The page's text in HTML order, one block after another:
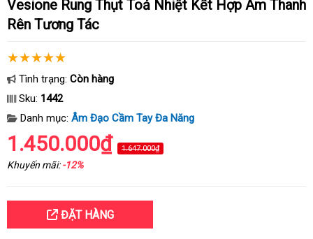
Vesione Rung Thụt Toả Nhiệt Kết Hợp Âm Thanh
Rên Tương Tác
Tình trạng: Còn hàng
Sku: 1442
Danh mục: Âm Đạo Cầm Tay Đa Năng
1.450.000₫ 1.647.000₫
Khuyến mãi:-12%
ĐẶT HÀNG